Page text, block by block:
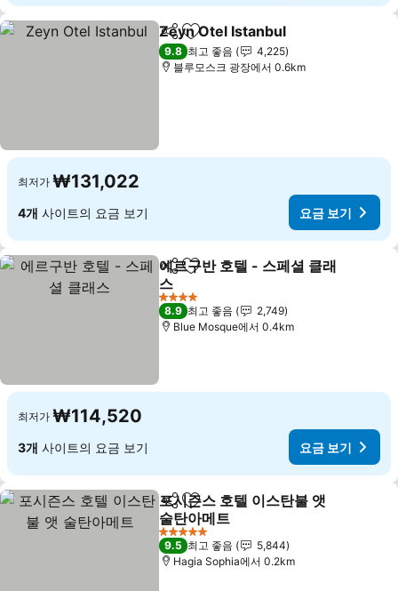
공유 즐겨찾기에 추가
Zeyn Otel Istanbul
9.8 최고 좋음
4,225
블루모스크 광장에서 0.6km
최저가 ₩131,022
4개 사이트의 요금 보기 요금 보기
공유 즐겨찾기에 추가
에르구반 호텔 - 스페셜 클래
스
4 성급
8.9 최고 좋음
2,749
Blue Mosque에서 0.4km
최저가 ₩114,520
3개 사이트의 요금 보기 요금 보기
공유 즐겨찾기에 추가
포시즌스 호텔 이스탄불 앳
술탄아메트
5 성급
9.5 최고 좋음
5,844
Hagia Sophia에서 0.2km